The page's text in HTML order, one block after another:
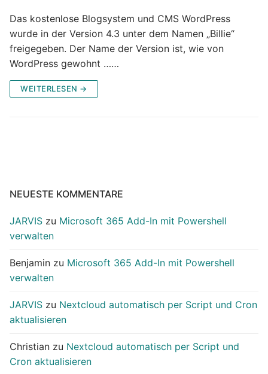
Das kostenlose Blogsystem und CMS WordPress
wurde in der Version 4.3 unter dem Namen „Billie“
freigegeben. Der Name der Version ist, wie von
WordPress gewohnt ……
WEITERLESEN →
NEUESTE KOMMENTARE
JARVIS zu Microsoft 365 Add-In mit Powershell
verwalten
Benjamin zu Microsoft 365 Add-In mit Powershell
verwalten
JARVIS zu Nextcloud automatisch per Script und Cron
aktualisieren
Christian zu Nextcloud automatisch per Script und
Cron aktualisieren